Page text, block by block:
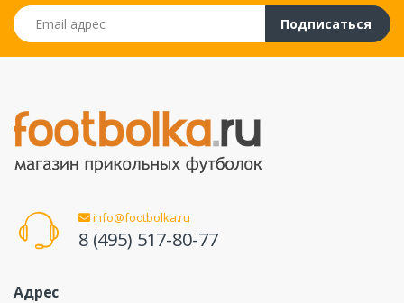
Email адрес
Подписаться
info@footbolka.ru
8 (495) 517-80-77
Адрес